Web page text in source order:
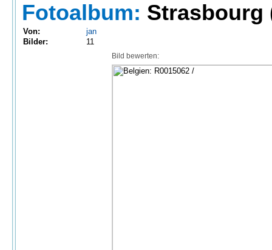
Fotoalbum: Strasbourg
Von:
jan
Bilder:
11
Bild bewerten: